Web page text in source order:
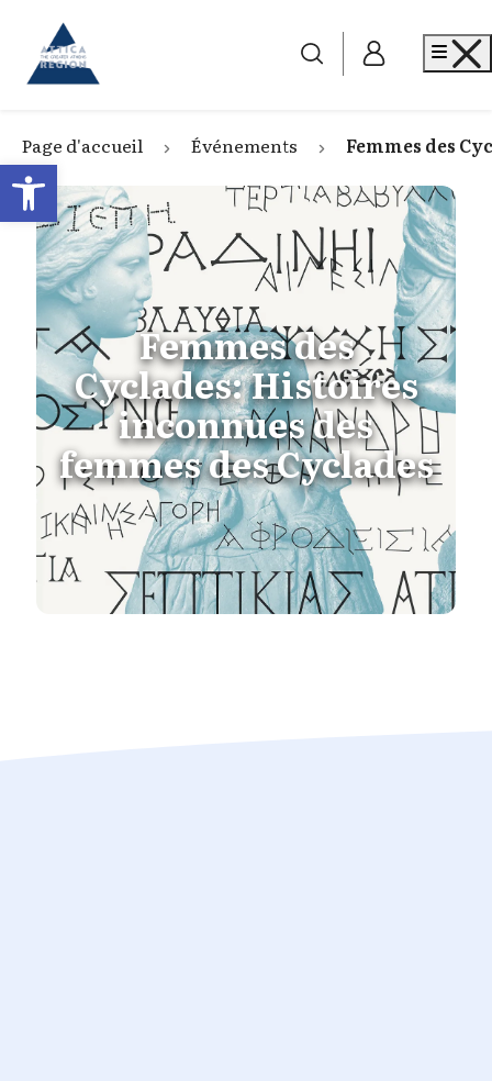
Open toolbar
Go to home
Page d'accueil Événements Femmes des
Femmes des
Cyclades: Histoires
inconnues des
femmes des Cyclades